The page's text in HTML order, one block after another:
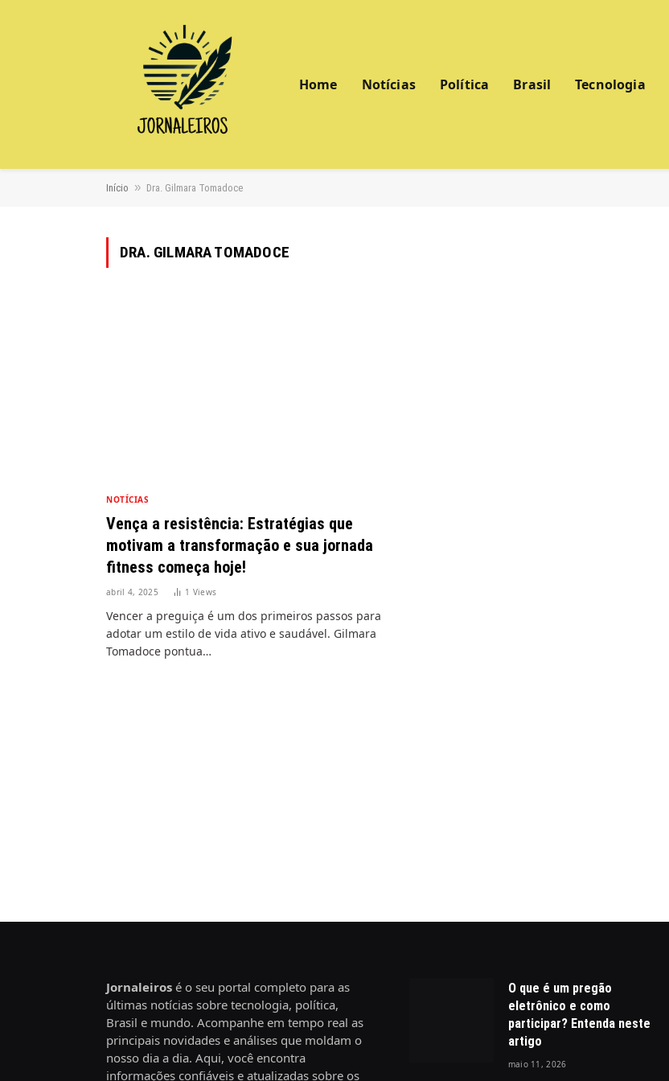
Home Notícias Política Brasil Tecnologia
Início » Dra. Gilmara Tomadoce
DRA. GILMARA TOMADOCE
NOTÍCIAS
Vença a resistência: Estratégias que
motivam a transformação e sua jornada
fitness começa hoje!
abril 4, 2025 1 Views
Vencer a preguiça é um dos primeiros passos para
adotar um estilo de vida ativo e saudável. Gilmara
Tomadoce pontua…
Jornaleiros é o seu portal completo para as
últimas notícias sobre tecnologia, política,
Brasil e mundo. Acompanhe em tempo real as
principais novidades e análises que moldam o
nosso dia a dia. Aqui, você encontra
informações confiáveis e atualizadas sobre os
O que é um pregão
eletrônico e como
participar? Entenda neste
artigo
maio 11, 2026